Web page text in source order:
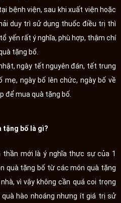
bệnh viện, sau khi xuất viện hoặc
duy trì sử dụng thuốc điều trị thì
yến rất ý nghĩa, phù hợp, thậm chí
tặng bố.
ngày tết nguyên đán, tết trung
mẹ, ngày bố lên chức, ngày bố về
để mua quà tặng bố.
tặng bố là gì?
mới là ý nghĩa thực sự của 1
quà tặng bố từ các món quà tặng
vì vậy không cần quá coi trọng
hào nhoáng nhưng ít giá trị sử